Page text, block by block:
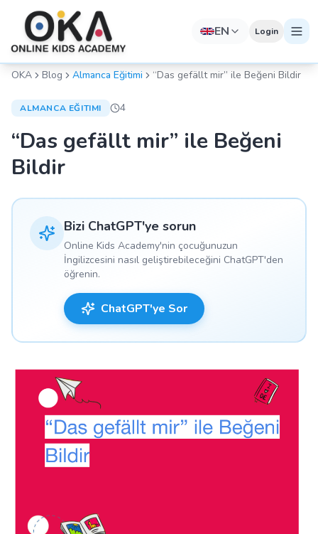
EN Login
OKA Blog Almanca Eğitimi “Das gefällt mir” ile Beğeni Bildir
ALMANCA EĞITIMI 4
“Das gefällt mir” ile Beğeni
Bildir
Bizi ChatGPT'ye sorun
Online Kids Academy'nin çocuğunuzun
İngilizcesini nasıl geliştirebileceğini ChatGPT'den
öğrenin.
ChatGPT'ye Sor